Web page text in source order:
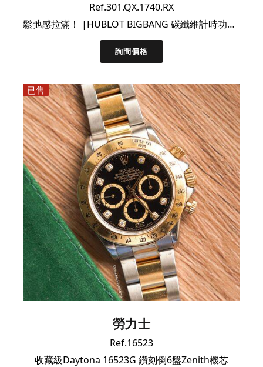
Ref.301.QX.1740.RX
鬆弛感拉滿！ |HUBLOT BIGBANG 碳纖維計時功能大全套配4條錶帶
詢問價格
已售
勞力士
Ref.16523
收藏級Daytona 16523G 鑽刻倒6盤Zenith機芯